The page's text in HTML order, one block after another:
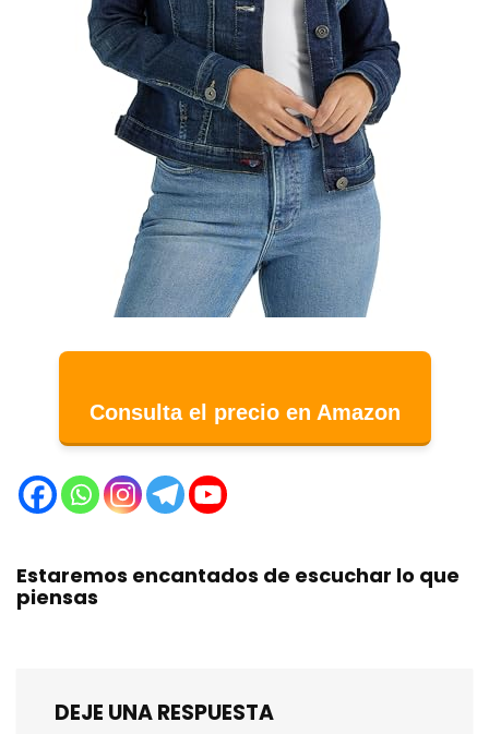
Consulta el precio en Amazon
Estaremos encantados de escuchar lo que
piensas
DEJE UNA RESPUESTA